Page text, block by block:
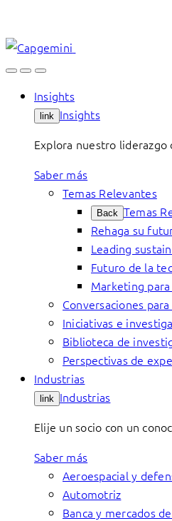
content
Insights
link Insights
Explora nuestro
Saber más
Temas Relevantes
Back Temas
Rehaga su
Leading
Futuro de la
Marketing
Conversaciones
Iniciativas e
Biblioteca de
Perspectivas de
Industrias
link Industrias
Elije un socio con un
Saber más
Aeroespacial y
Automotriz
Banca y mercados